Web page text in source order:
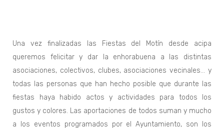
Una vez finalizadas las Fiestas del Motín desde acipa
queremos felicitar y dar la enhorabuena a las distintas
asociaciones, colectivos, clubes, asociaciones vecinales… y
todas las personas que han hecho posible que durante las
fiestas haya habido actos y actividades para todos los
gustos y colores. Las aportaciones de todos suman y mucho
a los eventos programados por el Ayuntamiento, son los